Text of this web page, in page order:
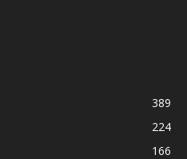
389
224
166